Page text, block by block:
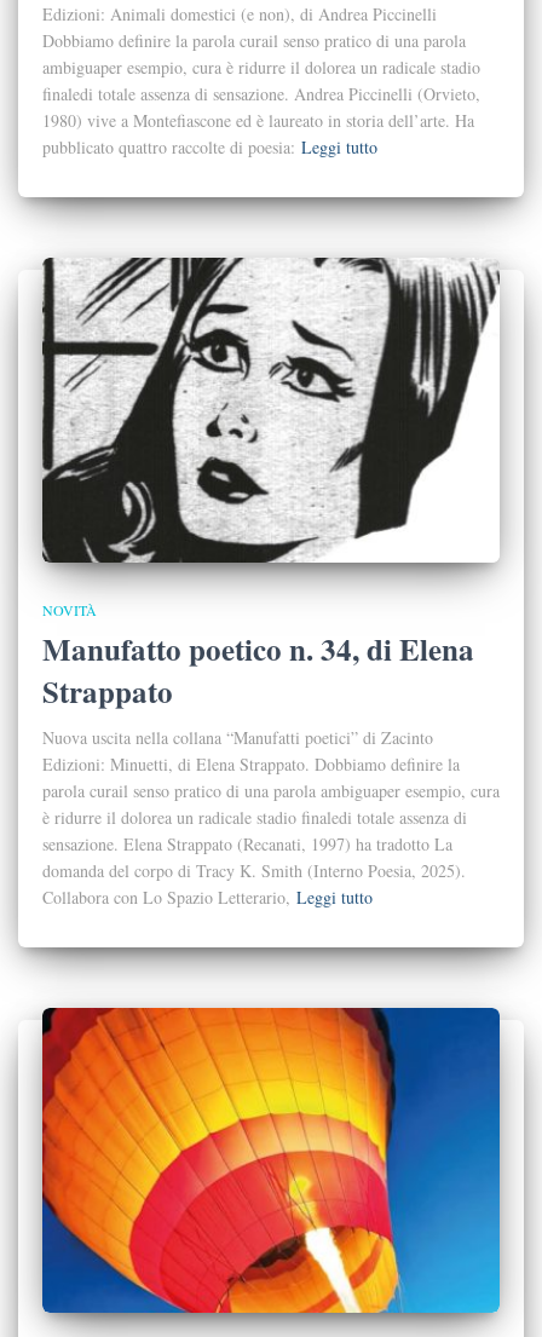
Edizioni: Animali domestici (e non), di Andrea Piccinelli
Dobbiamo definire la parola curail senso pratico di una parola
ambiguaper esempio, cura è ridurre il dolorea un radicale stadio
finaledi totale assenza di sensazione. Andrea Piccinelli (Orvieto,
1980) vive a Montefiascone ed è laureato in storia dell’arte. Ha
pubblicato quattro raccolte di poesia: Leggi tutto
NOVITÀ
Manufatto poetico n. 34, di Elena
Strappato
Nuova uscita nella collana “Manufatti poetici” di Zacinto
Edizioni: Minuetti, di Elena Strappato. Dobbiamo definire la
parola curail senso pratico di una parola ambiguaper esempio, cura
è ridurre il dolorea un radicale stadio finaledi totale assenza di
sensazione. Elena Strappato (Recanati, 1997) ha tradotto La
domanda del corpo di Tracy K. Smith (Interno Poesia, 2025).
Collabora con Lo Spazio Letterario, Leggi tutto